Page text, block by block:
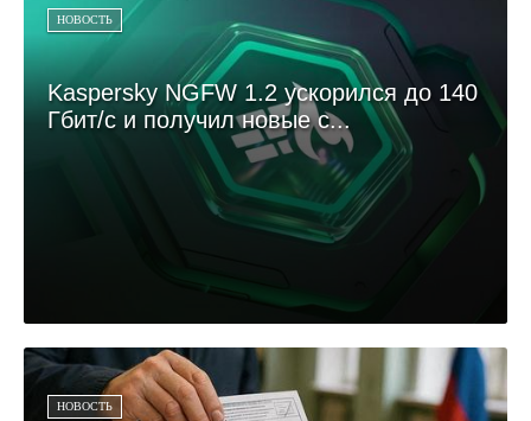
НОВОСТЬ
Kaspersky NGFW 1.2 ускорился до 140
Гбит/с и получил новые с...
НОВОСТЬ